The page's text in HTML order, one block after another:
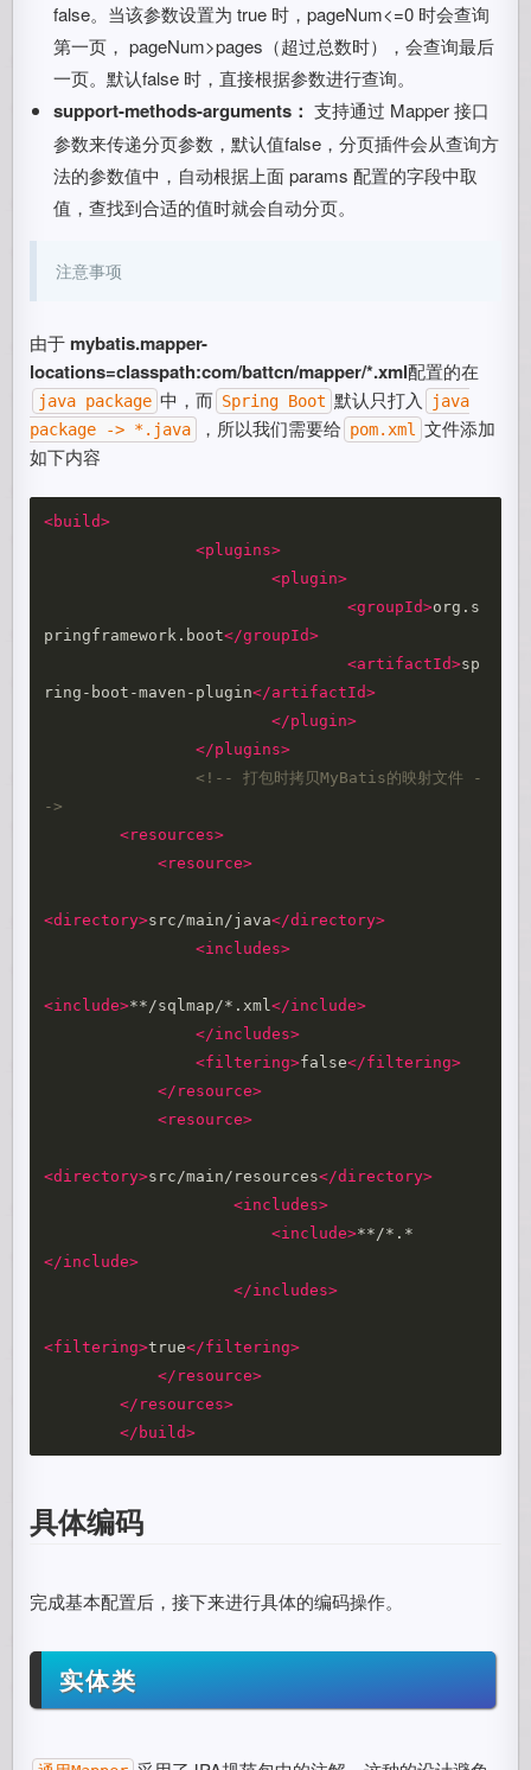
false。当该参数设置为 true 时，pageNum<=0 时会查询
第一页， pageNum>pages（超过总数时），会查询最后
一页。默认false 时，直接根据参数进行查询。
support-methods-arguments： 支持通过 Mapper 接口
参数来传递分页参数，默认值false，分页插件会从查询方
法的参数值中，自动根据上面 params 配置的字段中取
值，查找到合适的值时就会自动分页。
注意事项
由于 mybatis.mapper-
locations=classpath:com/battcn/mapper/*.xml配置的在
java package 中，而 Spring Boot 默认只打入
java
package -> *.java
，所以我们需要给 pom.xml
文件添加
如下内容
<build>
<plugins>
<plugin>
<groupId>org.s
pringframework.boot</groupId>
<artifactId>sp
ring-boot-maven-plugin</artifactId>
</plugin>
</plugins>
<!-- 打包时拷贝MyBatis的映射文件 -
->
<resources>
<resource>
<directory>src/main/java</directory>
<includes>
<include>**/sqlmap/*.xml</include>
</includes>
<filtering>false</filtering>
</resource>
<resource>
<directory>src/main/resources</directory>
<includes>
<include>**/*.*
</include>
</includes>
<filtering>true</filtering>
</resource>
</resources>
</build>
具体编码
完成基本配置后，接下来进行具体的编码操作。
实体类